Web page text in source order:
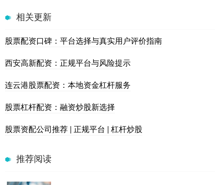
相关更新
股票配资口碑：平台选择与真实用户评价指南
西安高新配资：正规平台与风险提示
连云港股票配资：本地资金杠杆服务
股票杠杆配资：融资炒股新选择
股票资配公司推荐 | 正规平台 | 杠杆炒股
推荐阅读